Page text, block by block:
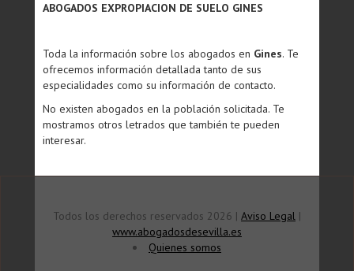
ABOGADOS EXPROPIACION DE SUELO GINES
Toda la información sobre los abogados en Gines. Te
ofrecemos información detallada tanto de sus
especialidades como su información de contacto.
No existen abogados en la población solicitada. Te
mostramos otros letrados que también te pueden
interesar.
Todos los derechos reservados 2026 | Aviso Legal |
www.abogadosdesevilla.es
Quienes somos